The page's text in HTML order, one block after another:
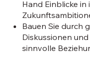
Hand Einblicke
Bauen Sie durch
Diskussionen
sinnvolle